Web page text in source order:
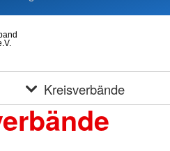
Kreisverbände